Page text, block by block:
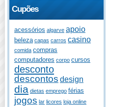
Cupões
acessórios algarve apoio
beleza capas carros casino
comida compras
computadores corpo cursos
desconto
descontos design
dia dietas emprego férias
jogos lar licores loja online